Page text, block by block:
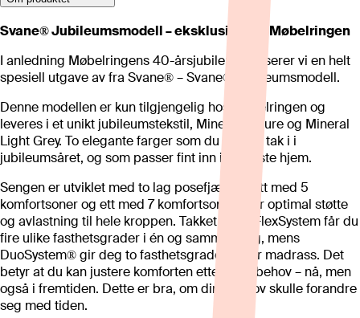
Svane® Jubileumsmodell – eksklusivt hos Møbelringen
I anledning Møbelringens 40-årsjubileum lanserer vi en helt
spesiell utgave av fra Svane® – Svane® Jubileumsmodell.
Denne modellen er kun tilgjengelig hos Møbelringen og
leveres i et unikt jubileumstekstil, Mineral Nature og Mineral
Light Grey. To elegante farger som du kun får tak i i
jubileumsåret, og som passer fint inn i de fleste hjem.
Sengen er utviklet med to lag posefjærer – ett med 5
komfortsoner og ett med 7 komfortsoner – for optimal støtte
og avlastning til hele kroppen. Takket være FlexSystem får du
fire ulike fasthetsgrader i én og samme seng, mens
DuoSystem® gir deg to fasthetsgrader i hver madrass. Det
betyr at du kan justere komforten etter dine behov – nå, men
også i fremtiden. Dette er bra, om dine behov skulle forandre
seg med tiden.